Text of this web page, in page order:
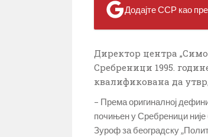
Додајте ССР као
Директор центра
Сребреници 1995.
квалификована да
– Према оригиналној
почињен у Сребреници није
Зуроф за београдску